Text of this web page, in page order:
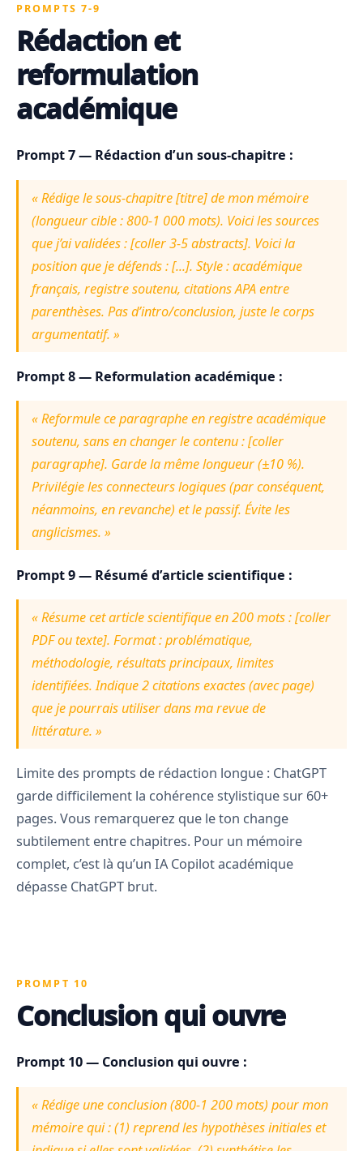
PROMPTS 7-9
Rédaction et
reformulation
académique
Prompt 7 — Rédaction d’un sous-chapitre :
« Rédige le sous-chapitre [titre] de mon mémoire
(longueur cible : 800-1 000 mots). Voici les sources
que j’ai validées : [coller 3-5 abstracts]. Voici la
position que je défends : [...]. Style : académique
français, registre soutenu, citations APA entre
parenthèses. Pas d’intro/conclusion, juste le corps
argumentatif. »
Prompt 8 — Reformulation académique :
« Reformule ce paragraphe en registre académique
soutenu, sans en changer le contenu : [coller
paragraphe]. Garde la même longueur (±10 %).
Privilégie les connecteurs logiques (par conséquent,
néanmoins, en revanche) et le passif. Évite les
anglicismes. »
Prompt 9 — Résumé d’article scientifique :
« Résume cet article scientifique en 200 mots : [coller
PDF ou texte]. Format : problématique,
méthodologie, résultats principaux, limites
identifiées. Indique 2 citations exactes (avec page)
que je pourrais utiliser dans ma revue de
littérature. »
Limite des prompts de rédaction longue : ChatGPT
garde difficilement la cohérence stylistique sur 60+
pages. Vous remarquerez que le ton change
subtilement entre chapitres. Pour un mémoire
complet, c’est là qu’un IA Copilot académique
dépasse ChatGPT brut.
PROMPT 10
Conclusion qui ouvre
Prompt 10 — Conclusion qui ouvre :
« Rédige une conclusion (800-1 200 mots) pour mon
mémoire qui : (1) reprend les hypothèses initiales et